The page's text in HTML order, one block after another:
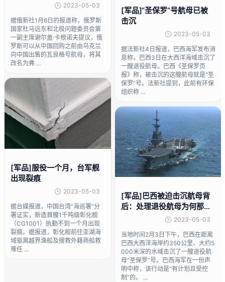
2023-05-03
据俄新社1月6日的报道称，俄罗斯
国家杜马远东和北极问题委员会第
一副主席谢尔盖·卡根诺夫提议，俄
罗斯可以从中国回购之前由乌克兰
向中国出售的瓦良格号航母，将其
改名为弗 ...
[军品]服役一个月，台军舰
出现裂痕
2023-05-03
据台媒报道，中国台湾“海巡署”分
署证实，新造首艘1千吨级彰化舰
（CG1001）执勤不到一个月出现
裂痕。据报道，彰化舰前往澎湖海
域驱离越界渔船及搜救外籍商船救
难任 ...
[军品]“圣保罗”号航母已被
击沉
2023-05-03
据法新社4日报道，巴西海军发布消
息称，巴西3日在大西洋海域击沉了
一艘退役航母。巴西《圣保罗页
报》称，被击沉的这艘航母就是“圣
保罗”号。法新社提到，此前有环保
组织称 ...
[军品]巴西被迫击沉航母背
后：处理退役航母为何那么
2023-05-03
当地时间2月3日下午，巴西在距离
巴西大西洋海岸约350公里、大约5
000米深的水域击沉了一艘退役航
母“圣保罗”号。巴西海军在一份声
明中称，该行动是“有计划且受控
制”的。 ...